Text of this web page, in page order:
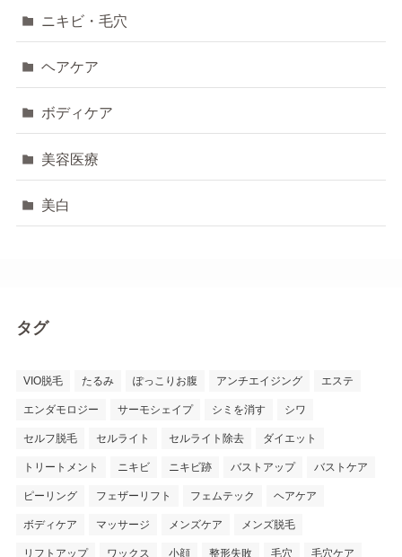
ニキビ・毛穴
ヘアケア
ボディケア
美容医療
美白
タグ
VIO脱毛 たるみ ぽっこりお腹 アンチエイジング エステ
エンダモロジー サーモシェイプ シミを消す シワ
セルフ脱毛 セルライト セルライト除去 ダイエット
トリートメント ニキビ ニキビ跡 バストアップ バストケア
ピーリング フェザーリフト フェムテック ヘアケア
ボディケア マッサージ メンズケア メンズ脱毛
リフトアップ ワックス 小顔 整形失敗 毛穴 毛穴ケア